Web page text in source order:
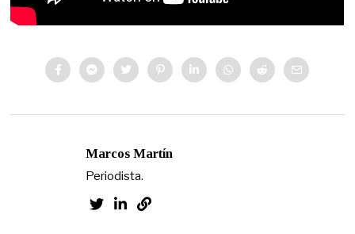
Marcos Martín
Periodista.